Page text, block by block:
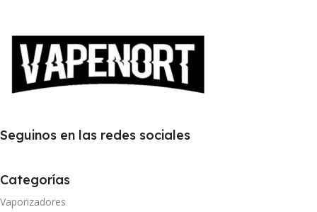
Seguinos en las redes sociales
Categorías
Vaporizadores